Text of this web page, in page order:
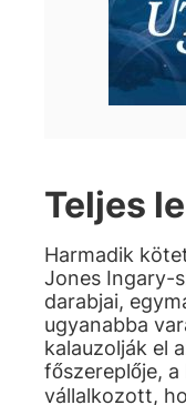
Teljes
Harmadik
Jones Ingary-
darabjai,
ugyanabba
kalauzolják el
főszereplője,
vállalkozott,